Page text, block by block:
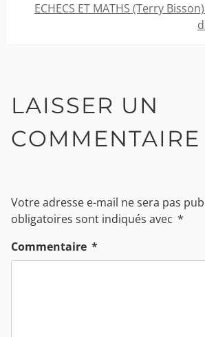
ECHECS ET MATHS (Terry
LAISSER UN
COMMENTAIRE
Votre adresse e-mail ne sera pas
obligatoires sont indiqués avec *
Commentaire *